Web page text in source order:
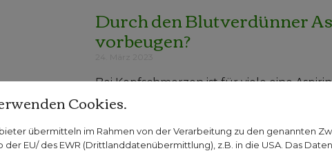
Durch den Blutverdünner
vorbeugen?
Bei Kopfschmerzen ist für viele eine
Doch kann der Wirkstoff, der in Aspirin
Fest steht, dass die Acetylsalicylsäure,
entzündungshemmende Wirkung hat.
Cookies.
übermitteln im Rahmen von der Verarbeitung zu den genannten
der EU/ des EWR (Drittlanddatenübermittlung), z.B. in die USA. Das